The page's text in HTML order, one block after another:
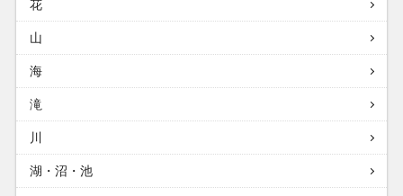
花
山
海
滝
川
湖・沼・池